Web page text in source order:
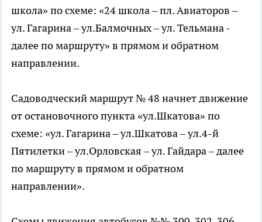
школа» по схеме: «24 школа – пл. Авиаторов –
ул. Гагарина – ул.Балмочных – ул. Тельмана -
далее по маршруту» в прямом и обратном
направлении.
Садоводческий маршрут № 48 начнет движение
от остановочного пункта «ул.Шкатова» по
схеме: «ул. Гагарина – ул.Шкатова – ул.4-й
Пятилетки – ул.Орловская – ул. Гайдара – далее
по маршруту в прямом и обратном
направлении».